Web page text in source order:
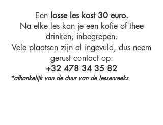
Een losse les kost 30 euro.
Na elke les kan je een kofie of thee
drinken, inbegrepen.
Vele plaatsen zijn al ingevuld, dus neem
gerust contact op:
+32 478 34 35 82
*afhankelijk van de duur van de lessenreeks